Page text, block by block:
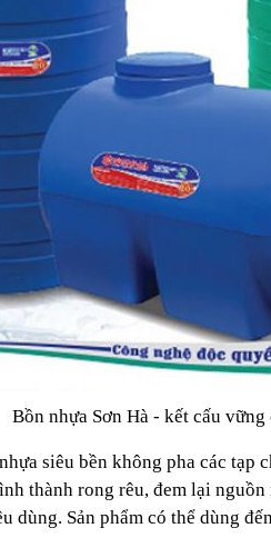
Bồn nhựa Sơn Hà - kết cấu
siêu bền không pha các tạp
thành rong rêu, đem lại nguồn
dùng. Sản phẩm có thể dùng